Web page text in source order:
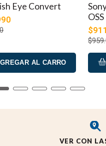
Eye Convert
AL CARRO
OSS
VER CON